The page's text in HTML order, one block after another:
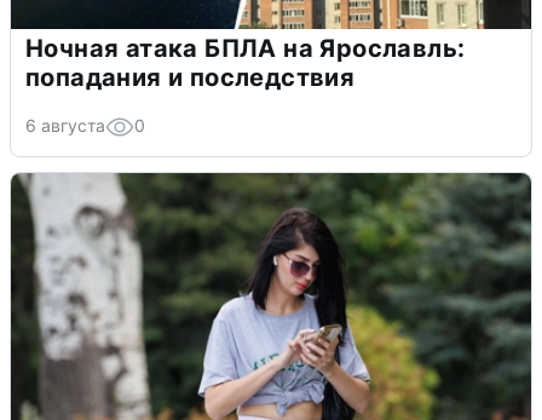
Ночная атака БПЛА на Ярославль:
попадания и последствия
6 августа 0